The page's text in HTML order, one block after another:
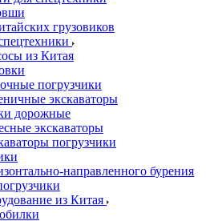
грузовиков
из Китая
погрузчики
экскаваторы
дорожные
экскаваторы
погрузчики
направленного бурения
из Китая